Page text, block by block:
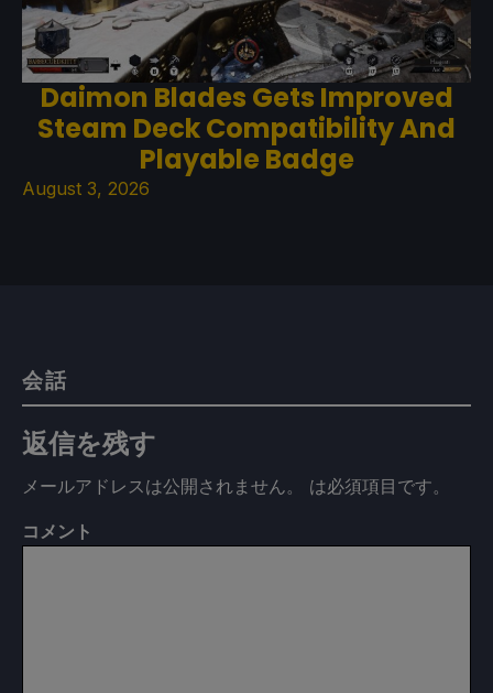
Daimon Blades Gets Improved
Steam Deck Compatibility And
Playable Badge
August 3, 2026
会話
返信を残す
メールアドレスは公開されません。 は必須項目です。
コメント